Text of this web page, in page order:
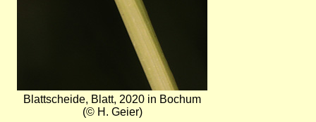
Blattscheide, Blatt, 2020 in Bochum
(© H. Geier)